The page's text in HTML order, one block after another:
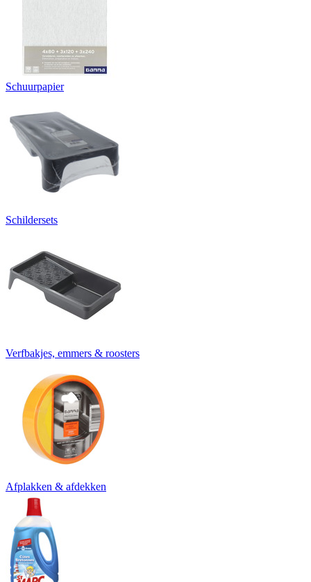
Schuurpapier
Schildersets
Verfbakjes, emmers & roosters
Afplakken & afdekken